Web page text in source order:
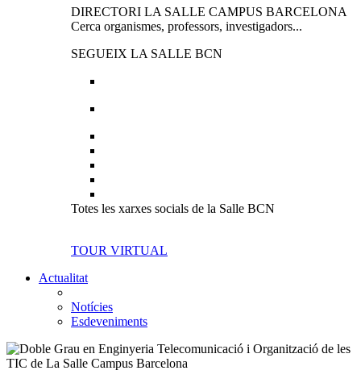
DIRECTORI LA SALLE CAMPUS BARCELONA
Cerca organismes, professors, investigadors...
SEGUEIX LA SALLE BCN
Totes les xarxes socials de la Salle BCN
TOUR VIRTUAL
Actualitat
Notícies
Esdeveniments